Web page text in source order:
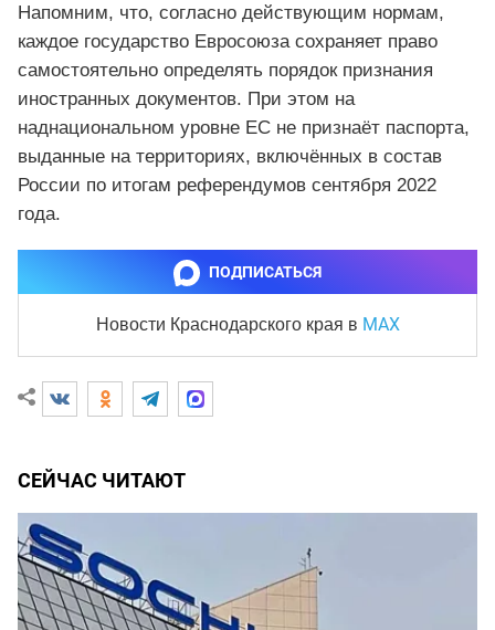
Напомним, что, согласно действующим нормам,
каждое государство Евросоюза сохраняет право
самостоятельно определять порядок признания
иностранных документов. При этом на
наднациональном уровне ЕС не признаёт паспорта,
выданные на территориях, включённых в состав
России по итогам референдумов сентября 2022
года.
ПОДПИСАТЬСЯ
Новости Краснодарского края в MAX
СЕЙЧАС ЧИТАЮТ